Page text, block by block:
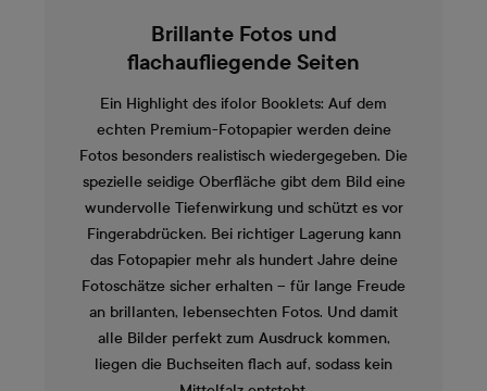
Brillante Fotos und
flachaufliegende Seiten
Ein Highlight des ifolor Booklets: Auf dem
echten Premium-Fotopapier werden deine
Fotos besonders realistisch wiedergegeben. Die
spezielle seidige Oberfläche gibt dem Bild eine
wundervolle Tiefenwirkung und schützt es vor
Fingerabdrücken. Bei richtiger Lagerung kann
das Fotopapier mehr als hundert Jahre deine
Fotoschätze sicher erhalten – für lange Freude
an brillanten, lebensechten Fotos. Und damit
alle Bilder perfekt zum Ausdruck kommen,
liegen die Buchseiten flach auf, sodass kein